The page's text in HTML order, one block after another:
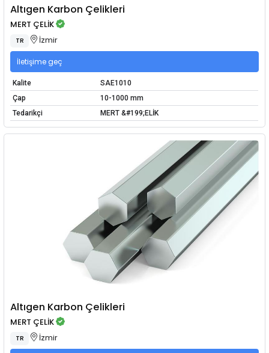
Altıgen Karbon Çelikleri
MERT ÇELİK
TR İzmir
İletişime geç
Kalite
SAE1010
Çap
10-1000 mm
Tedarikçi
MERT &#199;ELİK
Altıgen Karbon Çelikleri
MERT ÇELİK
TR İzmir